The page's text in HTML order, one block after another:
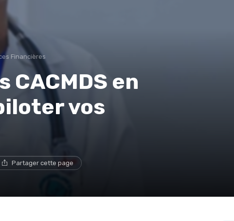
Financières
en
vos
Partager cette page